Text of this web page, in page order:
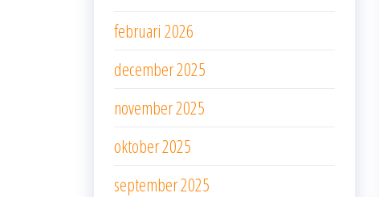
februari 2026
december 2025
november 2025
oktober 2025
september 2025